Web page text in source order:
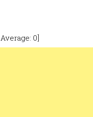
Average: 0]